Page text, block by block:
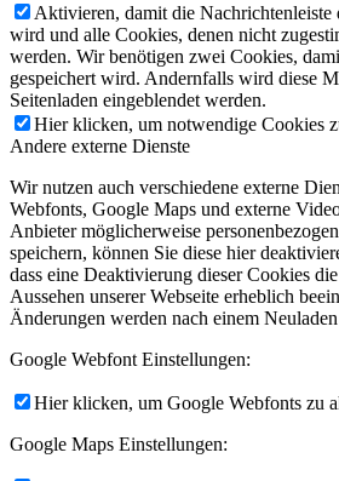
Aktivieren, damit die Nachrichtenleiste
wird und alle Cookies, denen nicht
werden. Wir benötigen zwei Cookies,
gespeichert wird. Andernfalls wird diese
Seitenladen eingeblendet werden.
Hier klicken, um notwendige Cookies
Andere externe Dienste
Wir nutzen auch verschiedene externe
Webfonts, Google Maps und externe
Anbieter möglicherweise
speichern, können Sie diese hier
dass eine Deaktivierung dieser Cookies
Aussehen unserer Webseite erheblich
Änderungen werden nach einem
Google Webfont Einstellungen:
Hier klicken, um Google Webfonts zu
Google Maps Einstellungen: